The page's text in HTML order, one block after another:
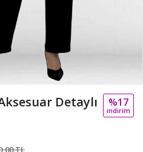
Detaylı
TL
%17
i̇ndi̇ri̇m